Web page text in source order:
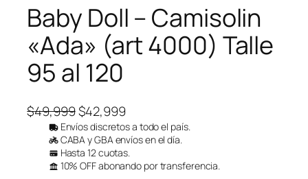
Baby Doll – Camisolin
«Ada» (art 4000) Talle
95 al 120
$49,999E
l
p
r
$42,999E
l
p
r
Envíos discretos a todo el país.
CABA y GBA envíos en el día.
Hasta 12 cuotas.
10% OFF abonando por transferencia.